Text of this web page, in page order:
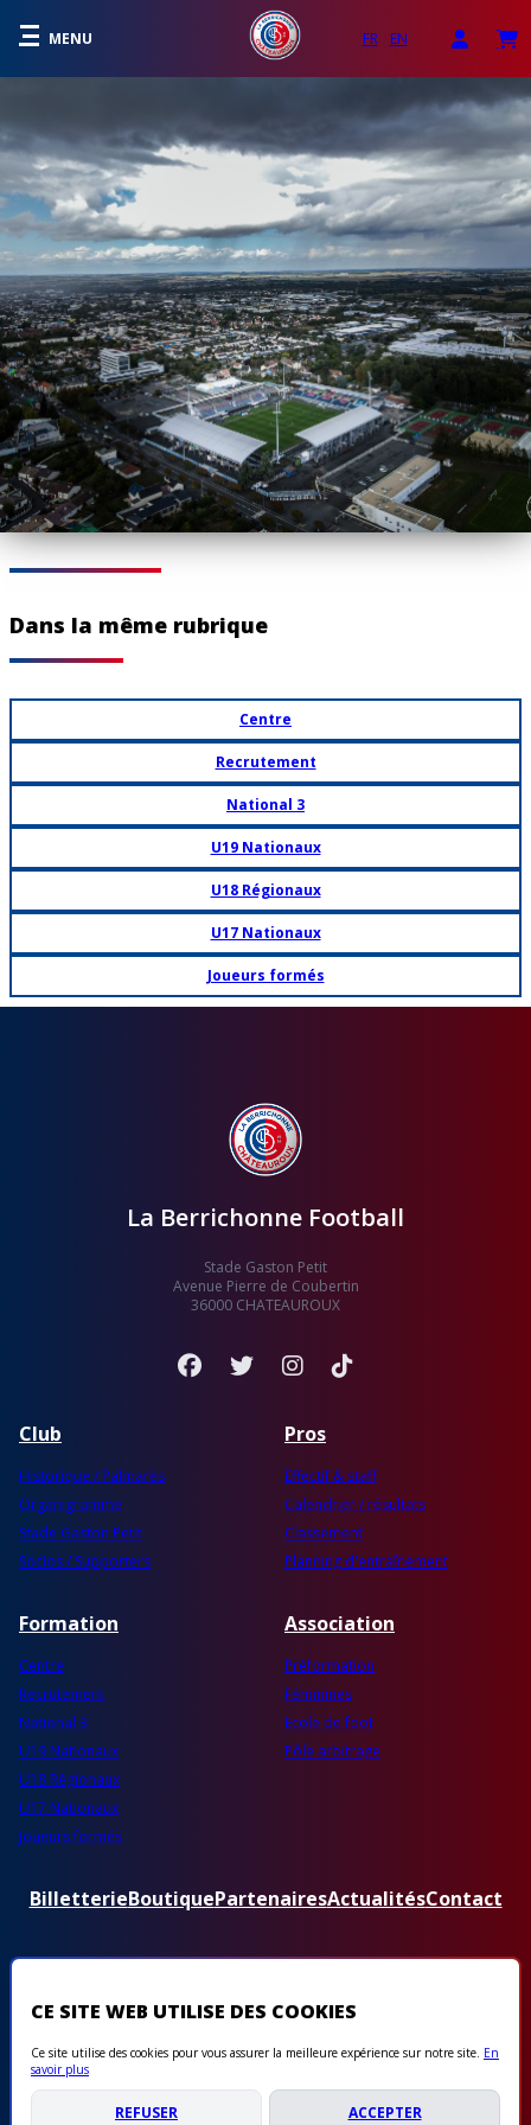
CE SITE WEB UTILISE DES COOKIES
Ce site utilise des cookies pour vous assurer la meilleure expérience sur notre site. En
savoir plus
REFUSER ACCEPTER
MENU FR EN
Dans la même rubrique
Centre
Recrutement
National 3
U19 Nationaux
U18 Régionaux
U17 Nationaux
Joueurs formés
La Berrichonne Football
Stade Gaston Petit
Avenue Pierre de Coubertin
36000 CHATEAUROUX
FacebookTwitterInstagram
TikTok
Club
Historique / Palmarès
Organigramme
Stade Gaston Petit
Socios / Supporters
Pros
Effectif & staff
Calendrier / résultats
Classement
Planning d'entraînement
Formation
Centre
Recrutement
National 3
U19 Nationaux
U18 Régionaux
U17 Nationaux
Joueurs formés
Association
Préformation
Féminines
Ecole de foot
Pôle arbitrage
BilletterieBoutiquePartenairesActualitésContact